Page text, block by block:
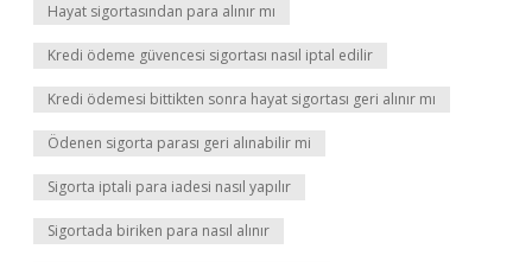
Hayat sigortasından para alınır mı
Kredi ödeme güvencesi sigortası nasıl iptal edilir
Kredi ödemesi bittikten sonra hayat sigortası geri alınır mı
Ödenen sigorta parası geri alınabilir mi
Sigorta iptali para iadesi nasıl yapılır
Sigortada biriken para nasıl alınır